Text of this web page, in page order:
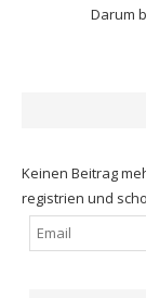
Darum
Keinen Beitrag
registrien und